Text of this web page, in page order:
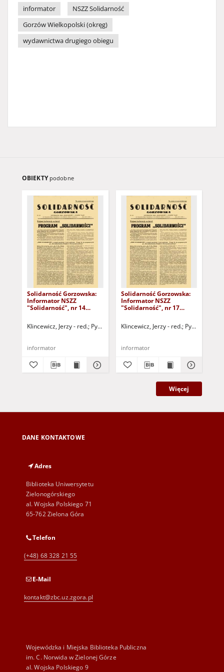
informator
NSZZ Solidarność
Gorzów Wielkopolski (okręg)
wydawnictwa drugiego obiegu
OBIEKTY podobne
Solidarność Gorzowska:
Informator NSZZ
"Solidarność", nr 14
Klincewicz, Jerzy - red. Pytlak, Grażyna - red. Dobryniewski, Bernard -
informator
Solidarność Gorzowska:
Informator NSZZ
"Solidarność", nr 17
Klincewicz, Jerzy - red. Pytlak,
informator
Więcej
DANE KONTAKTOWE
Adres
Biblioteka Uniwersytetu
Zielonogórskiego
al. Wojska Polskiego 71
65-762 Zielona Góra
Telefon
(+48) 68 328 21 55
E-Mail
kontakt@zbc.uz.zgora.pl
Wojewódzka i Miejska Biblioteka Publiczna
im. C. Norwida w Zielonej Górze
al. Wojska Polskiego 9